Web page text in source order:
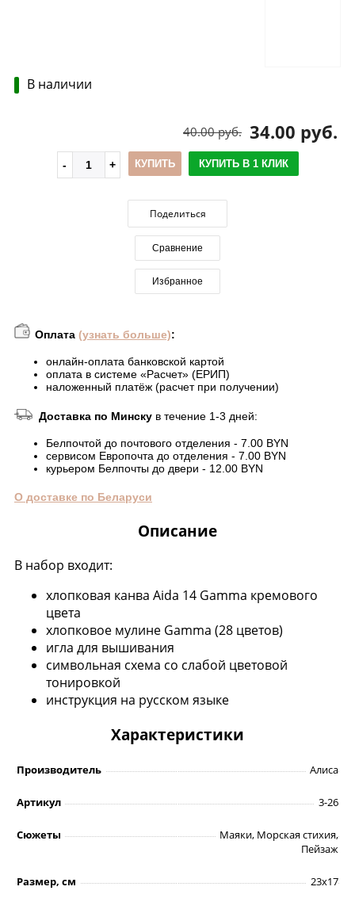
В наличии
34.00 руб.
40.00 руб.
КУПИТЬ КУПИТЬ В 1 КЛИК
Поделиться
Сравнение
Избранное
Оплата (узнать больше):
онлайн-оплата банковской картой
оплата в системе «Расчет» (ЕРИП)
наложенный платёж (расчет при получении)
Доставка по Минску в течение 1-3 дней:
Белпочтой до почтового отделения - 7.00 BYN
сервисом Европочта до отделения - 7.00 BYN
курьером Белпочты до двери - 12.00 BYN
О доставке по Беларуси
Описание
В набор входит:
хлопковая канва Aida 14 Gamma кремового
цвета
хлопковое мулине Gamma (28 цветов)
игла для вышивания
символьная схема со слабой цветовой
тонировкой
инструкция на русском языке
Характеристики
Производитель Алиса
Артикул 3-26
Сюжеты
Маяки, Морская стихия,
Пейзаж
Размер, см 23х17